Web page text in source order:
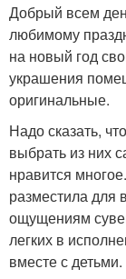
Добрый всем
любимому
на новый год
украшения
оригинальные.
Надо сказать,
выбрать из них
нравится
разместила для
ощущениям
легких в
вместе с детьми.